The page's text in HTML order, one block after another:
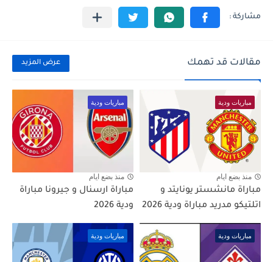
مقالات قد تهمك عرض المزيد
مباريات ودية
منذ بضع ايام
مباراة مانشستر يونايتد و
اتلتيكو مدريد مباراة ودية 2026
مباريات ودية
منذ بضع ايام
مباراة ارسنال و جيرونا مباراة
ودية 2026
مباريات ودية مباريات ودية